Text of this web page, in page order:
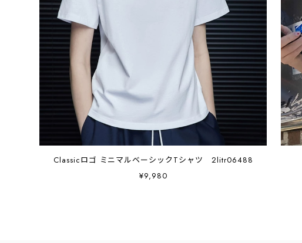
Classicロゴ ミニマルベーシックTシャツ 2litr06488
¥9,980